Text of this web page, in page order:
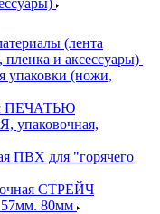
(лента
пленка и аксессуары)
упаковки (ножи,
с ПЕЧАТЬЮ
упаковочная,
ПВХ для "горячего
СТРЕЙЧ
57мм. 80мм